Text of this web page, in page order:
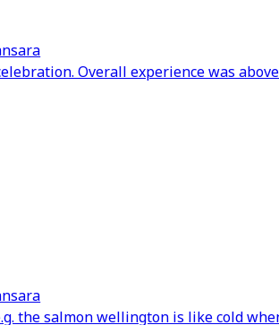
Overall experience was
the salmon wellington is like cold